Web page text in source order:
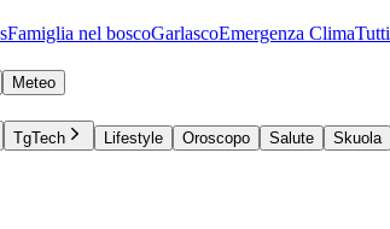
Famiglia nel boscoGarlascoEmergenza Clima
Meteo
TgTech Lifestyle Oroscopo Salute Skuola